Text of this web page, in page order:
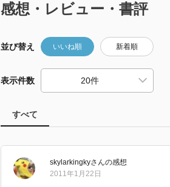
感想・レビュー・書評
並び替え いいね順 新着順
表示件数
すべて
skylarkingkyさんの感想
2011年1月22日